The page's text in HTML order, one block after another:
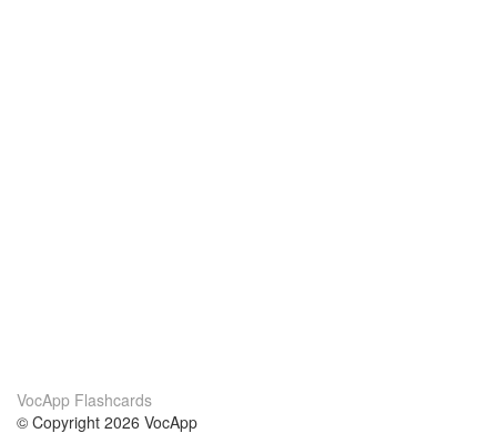
VocApp Flashcards
© Copyright 2026 VocApp